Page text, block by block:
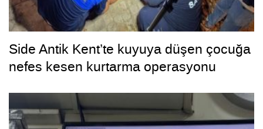
Side Antik Kent’te kuyuya düşen çocuğa
nefes kesen kurtarma operasyonu